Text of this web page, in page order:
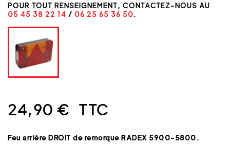
POUR TOUT RENSEIGNEMENT, CONTACTEZ-NOUS AU
05 45 38 22 14 / 06 25 65 36 50.
24,90 € TTC
Feu arrière DROIT de remorque RADEX 5900-5800.